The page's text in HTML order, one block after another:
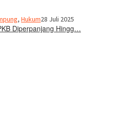
, Hukum28 Juli 2025
Diperpanjang Hingg…